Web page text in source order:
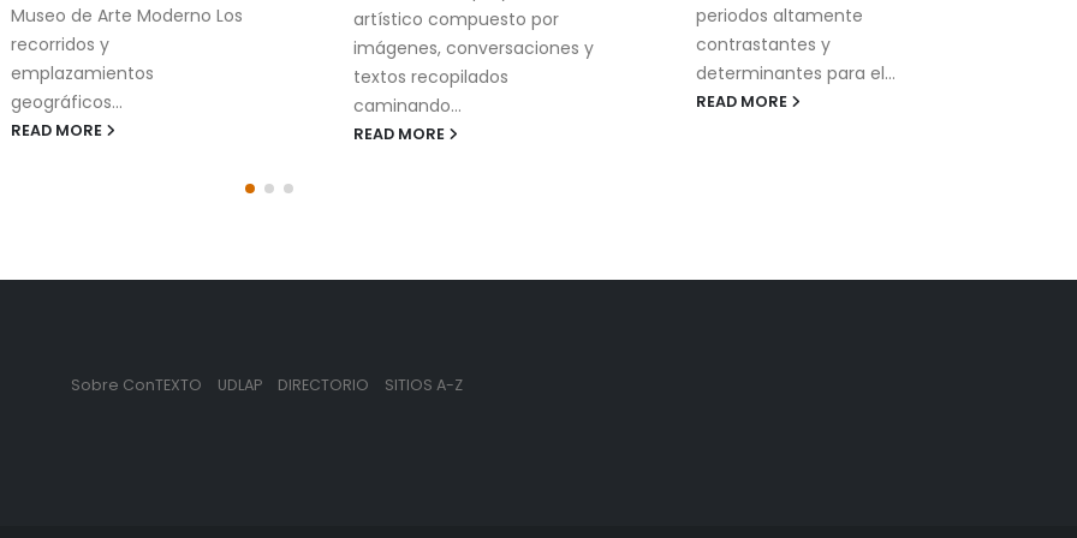
Museo de Arte Moderno Los
recorridos y
emplazamientos
geográficos...
READ MORE
artístico compuesto por
imágenes, conversaciones y
textos recopilados
caminando...
READ MORE
periodos altamente
contrastantes y
determinantes para el...
READ MORE
Sobre ConTEXTO UDLAP DIRECTORIO SITIOS A-Z